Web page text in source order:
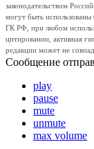
законодательством
могут быть использованы
ГК РФ, при любом
цитировании, активная
редакции может не
Сообщение
play
pause
mute
unmute
max volume